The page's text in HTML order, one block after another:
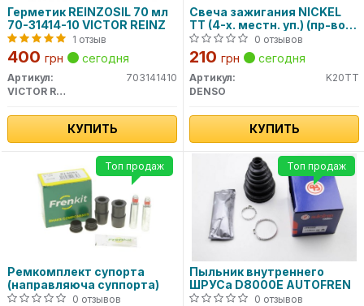
Герметик REINZOSIL 70 мл
70-31414-10 VICTOR REINZ
1 отзыв
400 грн сегодня
Артикул:
703141410
VICTOR REINZ
КУПИТЬ
Свеча зажигания NICKEL
TT (4-х. местн. уп.) (пр-во
DENSO)
0 отзывов
210 грн сегодня
Артикул:
K20TT
DENSO
КУПИТЬ
Ремкомплект супорта
(направляюча суппорта)
0 отзывов
Топ продаж
Пыльник внутреннего
ШРУСа D8000E AUTOFREN
0 отзывов
Топ продаж